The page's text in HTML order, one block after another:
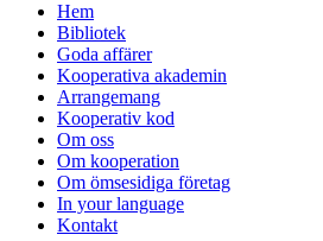
Hem
Bibliotek
Goda affärer
Kooperativa akademin
Arrangemang
Kooperativ kod
Om oss
Om kooperation
Om ömsesidiga företag
In your language
Kontakt